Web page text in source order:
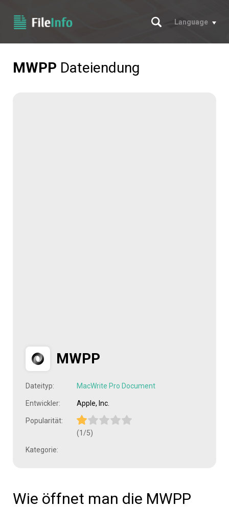
Suche
Language
MWPP Dateiendung
MWPP
Dateityp: MacWrite Pro Document
Entwickler: Apple, Inc.
Popularität:
(1/5)
Kategorie:
Wie öffnet man die MWPP